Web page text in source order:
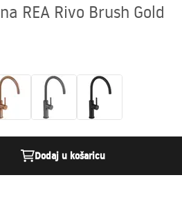
REA Rivo Brush Gold
Dodaj u košaricu